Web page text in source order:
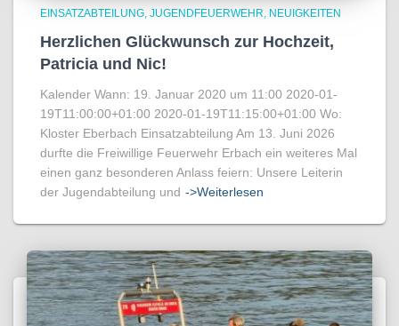
EINSATZABTEILUNG JUGENDFEUERWEHR NEUIGKEITEN
Herzlichen Glückwunsch zur Hochzeit,
Patricia und Nic!
Kalender Wann: 19. Januar 2020 um 11:00 2020-01-
19T11:00:00+01:00 2020-01-19T11:15:00+01:00 Wo:
Kloster Eberbach Einsatzabteilung Am 13. Juni 2026
durfte die Freiwillige Feuerwehr Erbach ein weiteres Mal
einen ganz besonderen Anlass feiern: Unsere Leiterin
der Jugendabteilung und ->Weiterlesen